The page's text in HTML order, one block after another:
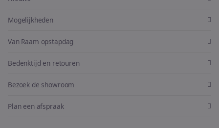
Mogelijkheden
Van Raam opstapdag
Bedenktijd en retouren
Bezoek de showroom
Plan een afspraak